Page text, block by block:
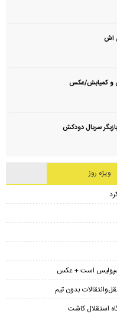
اش
و کمیابش/عکس
بازیگر سریال دودکش
ویژه روز
است + عکس
استقلال کاشت